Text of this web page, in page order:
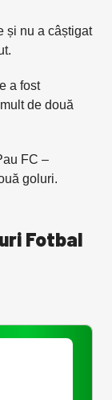
și nu a câștigat
a fost
de două
FC –
goluri.
Fotbal